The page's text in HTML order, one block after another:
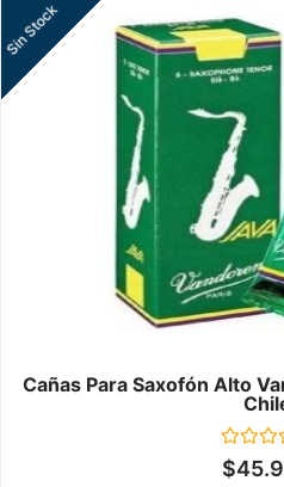
Cañas Para Saxofón Alto
Valorado
en
Sin Stock
$